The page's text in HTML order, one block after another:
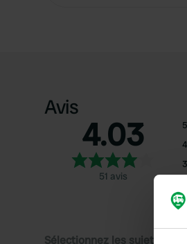
Avis
4.03
51 avis
5
4
3
1
Sélectionnez les sujets pour